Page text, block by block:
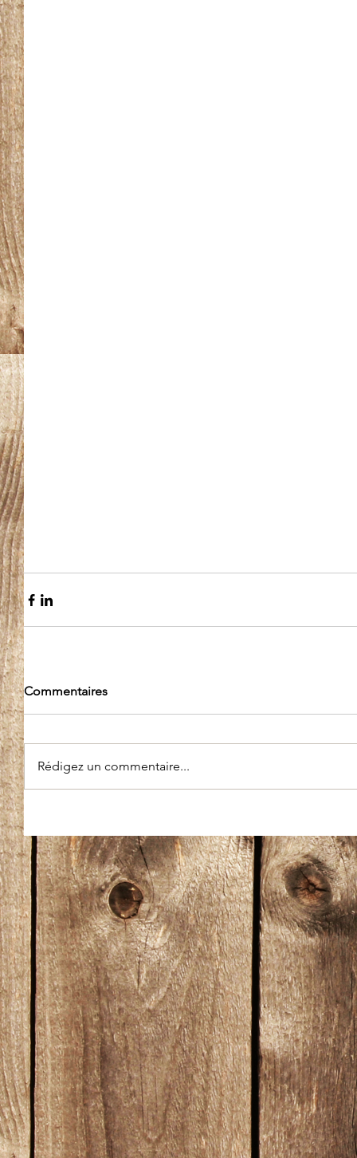
Commentaires
Rédigez un commentaire...